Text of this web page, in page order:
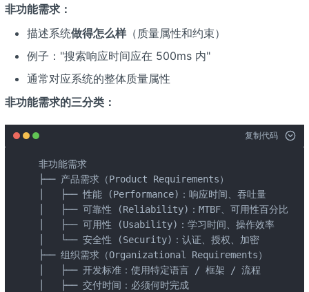
非功能需求：
描述系统做得怎么样（质量属性和约束）
例子："搜索响应时间应在 500ms 内"
通常对应系统的整体质量属性
非功能需求的三分类：
复制代码
非功能需求
├── 产品需求（Product Requirements）
│   ├── 性能 (Performance)：响应时间、吞吐量
│   ├── 可靠性 (Reliability)：MTBF、可用性百分比
│   ├── 可用性 (Usability)：学习时间、操作效率
│   └── 安全性 (Security)：认证、授权、加密
├── 组织需求（Organizational Requirements）
│   ├── 开发标准：使用特定语言 / 框架 / 流程
│   ├── 交付时间：必须何时完成